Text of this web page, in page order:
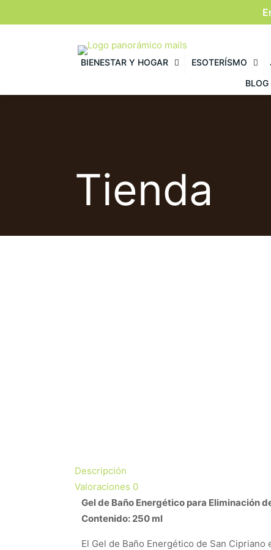
BIENESTAR Y HOGAR ESOTERÍSMO
BLOG
Tienda
Descripción
Valoraciones 0
Gel de Baño Energético para Eliminación
Contenido: 250 ml
El Gel de Baño Energético de San